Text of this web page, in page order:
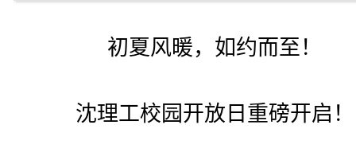
初夏风暖，如约而至！
沈理工校园开放日重磅开启！